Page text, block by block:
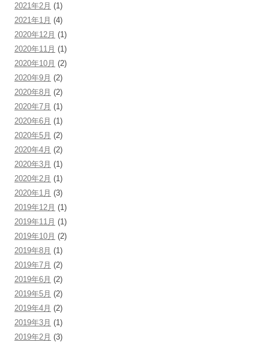
2021年2月 (1)
2021年1月 (4)
2020年12月 (1)
2020年11月 (1)
2020年10月 (2)
2020年9月 (2)
2020年8月 (2)
2020年7月 (1)
2020年6月 (1)
2020年5月 (2)
2020年4月 (2)
2020年3月 (1)
2020年2月 (1)
2020年1月 (3)
2019年12月 (1)
2019年11月 (1)
2019年10月 (2)
2019年8月 (1)
2019年7月 (2)
2019年6月 (2)
2019年5月 (2)
2019年4月 (2)
2019年3月 (1)
2019年2月 (3)